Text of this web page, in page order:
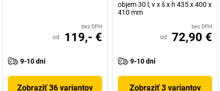
bez DPH
od 119,- €
9-10 dni
Zobraziť 36 variantov
objem 30 l, v x š x h 435 x 400 x
410 mm
bez DPH
od 72,90 €
9-10 dni
Zobraziť 3 variantov